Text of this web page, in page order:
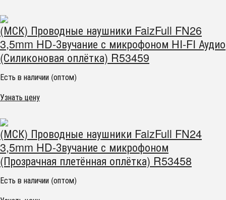
(МСК) Проводные наушники FaizFull FN26
3,5mm HD-Звучание с микрофоном HI-FI Аудио
(Силиконовая оплётка) R53459
Есть в наличии (оптом)
Узнать цену
(МСК) Проводные наушники FaizFull FN24
3,5mm HD-Звучание с микрофоном
(Прозрачная плетённая оплётка) R53458
Есть в наличии (оптом)